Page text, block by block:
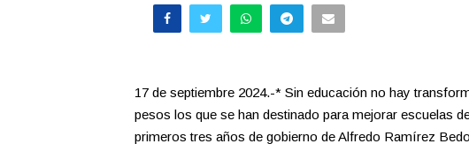
17 de septiembre 2024.-* Sin educación no hay
pesos los que se han destinado para mejorar escuelas
primeros tres años de gobierno de Alfredo Ramírez